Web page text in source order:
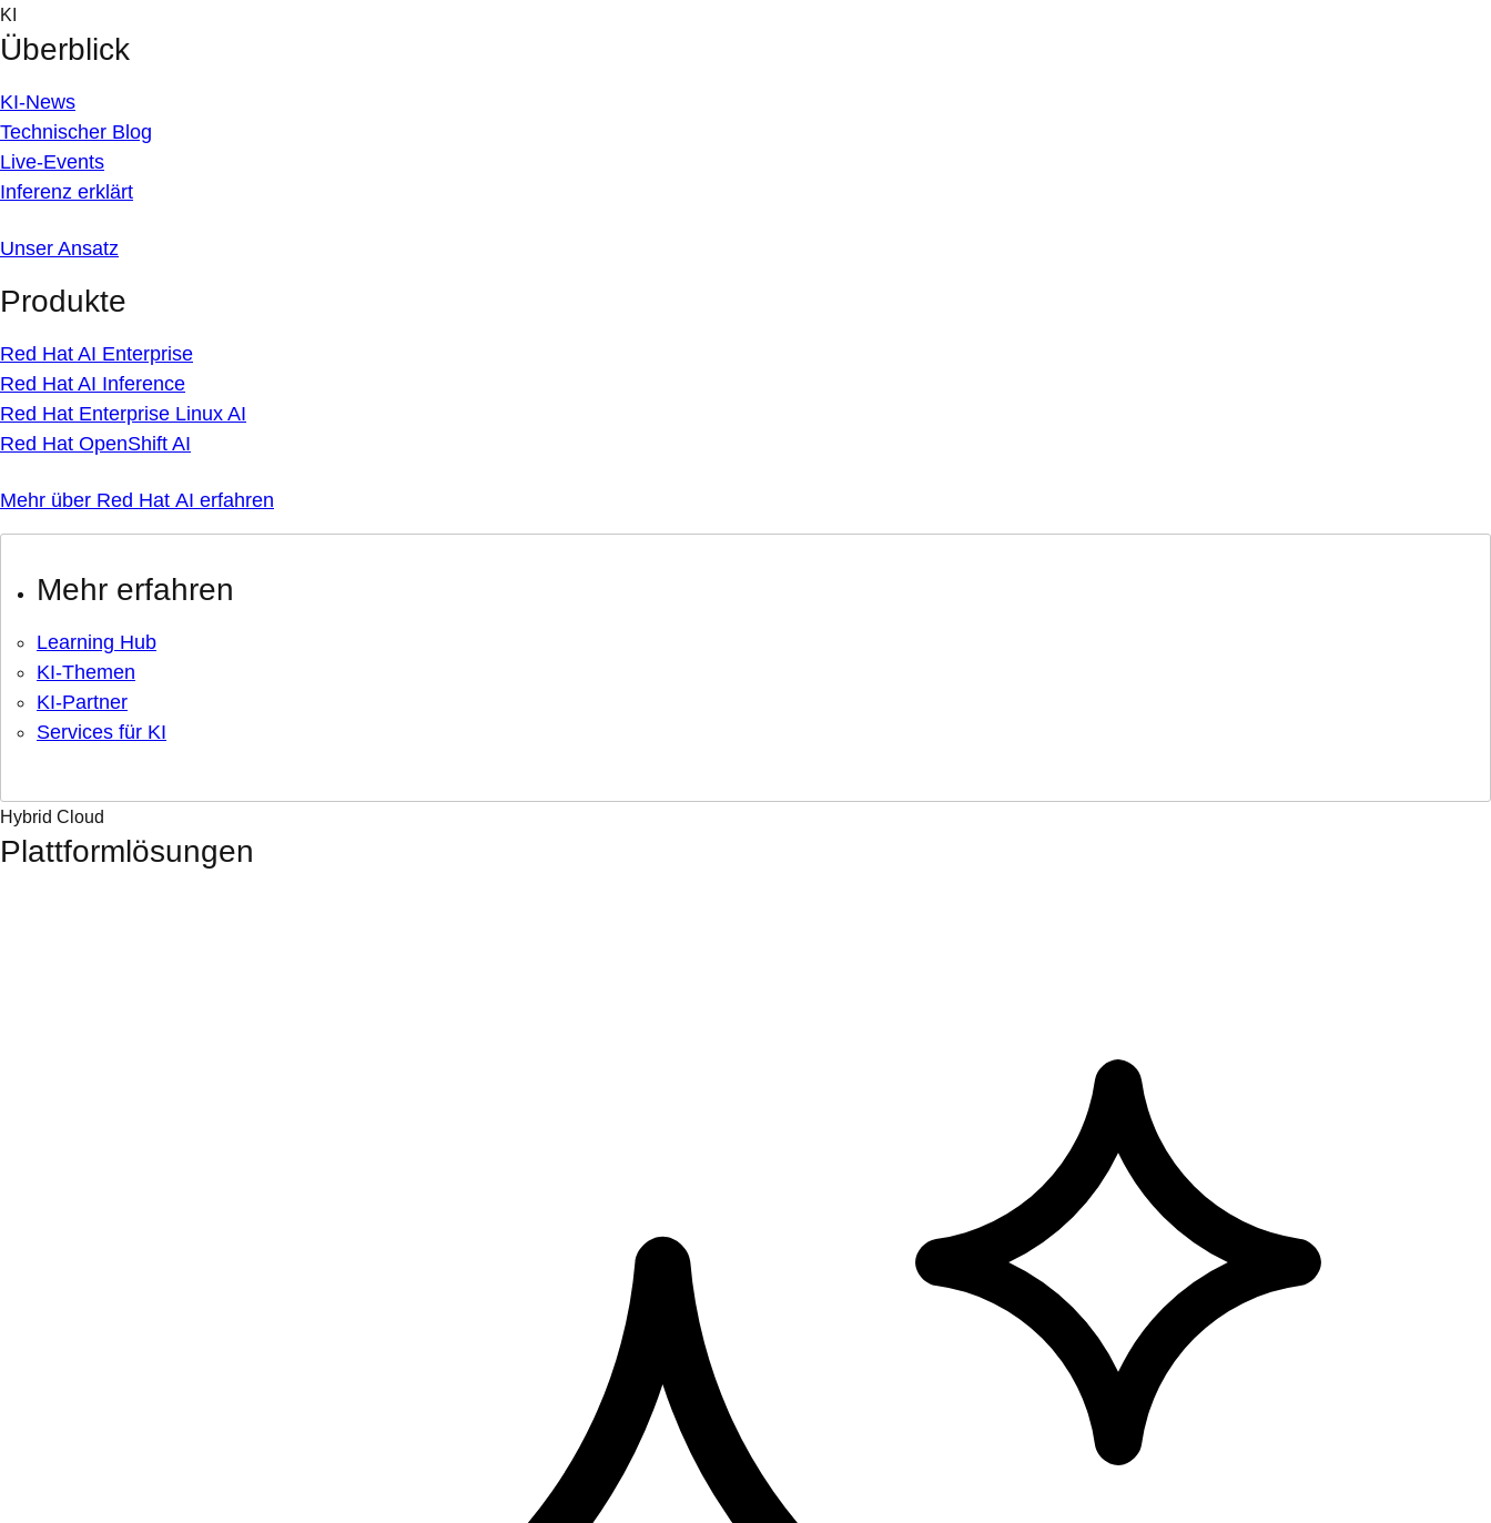
Skip
to
content
KI
Überblick
KI-News
Technischer Blog
Live-Events
Inferenz erklärt
Unser Ansatz
Produkte
Red Hat AI Enterprise
Red Hat AI Inference
Red Hat Enterprise Linux AI
Red Hat OpenShift AI
Mehr über Red Hat AI erfahren
Mehr erfahren
Learning Hub
KI-Themen
KI-Partner
Services für KI
Hybrid Cloud
Plattformlösungen